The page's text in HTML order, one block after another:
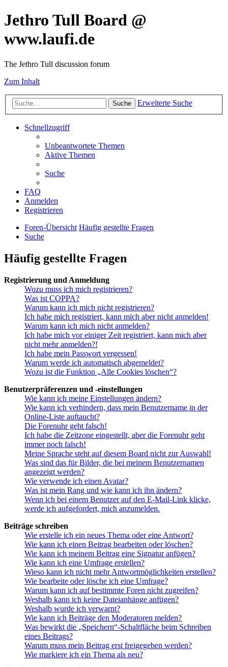
Jethro Tull Board @
www.laufi.de
The Jethro Tull discussion forum
Zum Inhalt
Suche Erweiterte Suche
Schnellzugriff
Unbeantwortete Themen
Aktive Themen
Suche
FAQ
Anmelden
Registrieren
Foren-Übersicht Häufig gestellte Fragen
Suche
Häufig gestellte Fragen
Registrierung und Anmeldung
Wozu muss ich mich registrieren?
Was ist COPPA?
Warum kann ich mich nicht registrieren?
Ich habe mich registriert, kann mich aber nicht anmelden!
Warum kann ich mich nicht anmelden?
Ich habe mich vor einiger Zeit registriert, kann mich aber
nicht mehr anmelden?!
Ich habe mein Passwort vergessen!
Warum werde ich automatisch abgemeldet?
Wozu ist die Funktion „Alle Cookies löschen“?
Benutzerpräferenzen und -einstellungen
Wie kann ich meine Einstellungen ändern?
Wie kann ich verhindern, dass mein Benutzername in der
Online-Liste auftaucht?
Die Forenuhr geht falsch!
Ich habe die Zeitzone eingestellt, aber die Forenuhr geht
immer noch falsch!
Meine Sprache steht auf diesem Board nicht zur Auswahl!
Was sind das für Bilder, die bei meinem Benutzernamen
angezeigt werden?
Wie verwende ich einen Avatar?
Was ist mein Rang und wie kann ich ihn ändern?
Wenn ich bei einem Benutzer auf den E-Mail-Link klicke,
werde ich aufgefordert, mich anzumelden.
Beiträge schreiben
Wie erstelle ich ein neues Thema oder eine Antwort?
Wie kann ich einen Beitrag bearbeiten oder löschen?
Wie kann ich meinem Beitrag eine Signatur anfügen?
Wie kann ich eine Umfrage erstellen?
Wieso kann ich nicht mehr Antwortmöglichkeiten erstellen?
Wie bearbeite oder lösche ich eine Umfrage?
Warum kann ich auf bestimmte Foren nicht zugreifen?
Weshalb kann ich keine Dateianhänge anfügen?
Weshalb wurde ich verwarnt?
Wie kann ich Beiträge den Moderatoren melden?
Was bewirkt die „Speichern“-Schaltfläche beim Schreiben
eines Beitrags?
Warum muss mein Beitrag erst freigegeben werden?
Wie markiere ich ein Thema als neu?